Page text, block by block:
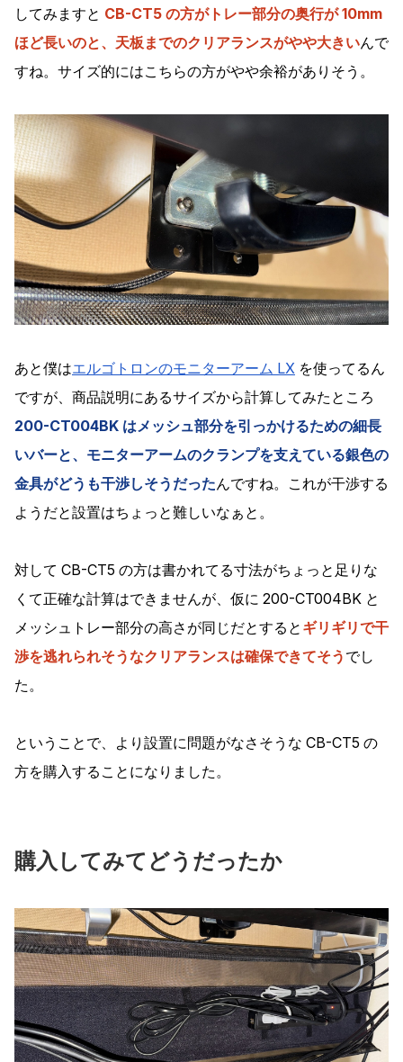
してみますと CB-CT5 の方がトレー部分の奥行が 10mm
ほど長いのと、天板までのクリアランスがやや大きいんで
すね。サイズ的にはこちらの方がやや余裕がありそう。
あと僕はエルゴトロンのモニターアーム LX を使ってるん
ですが、商品説明にあるサイズから計算してみたところ
200-CT004BK はメッシュ部分を引っかけるための細長
いバーと、モニターアームのクランプを支えている銀色の
金具がどうも干渉しそうだったんですね。これが干渉する
ようだと設置はちょっと難しいなぁと。
対して CB-CT5 の方は書かれてる寸法がちょっと足りな
くて正確な計算はできませんが、仮に 200-CT004BK と
メッシュトレー部分の高さが同じだとすると ギリギリで干
渉を逃れられそうなクリアランスは確保できてそう でし
た。
ということで、より設置に問題がなさそうな CB-CT5 の
方を購入することになりました。
購入してみてどうだったか